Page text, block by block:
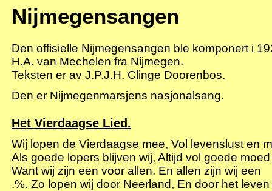
Nijmegensangen
Den offisielle Nijmegensangen ble komponert i
H.A. van Mechelen fra Nijmegen.
Teksten er avJ.P.J.H. Clinge Doorenbos.
Den er Nijmegenmarsjens nasjonalsang.
HetVierdaagse Lied.
Wij lopen deVierdaagse mee, Vol levenslust en
Alsgoede lopers blijven wij,Altijd volgoede moed
Want wij zijn een voor allen, Enallen zijn wij een
.%.Zo lopen wij door Neerland, Endoor het